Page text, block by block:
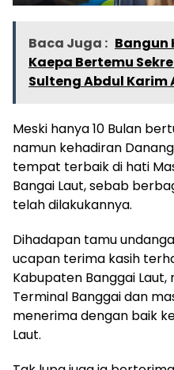
Baca Juga : Bangun
Kaepa Bertemu
Sulteng Abdul Karim
Meski hanya 10 Bulan
namun kehadiran
tempat terbaik di hati
Bangai Laut, sebab
telah dilakukannya.
Dihadapan tamu
ucapan terima kasih
Kabupaten Banggai
Terminal Banggai dan
menerima dengan baik
Laut.